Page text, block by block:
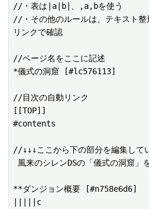
//・表は|a|b|、,a,bを使う
//・その他のルールは、テキスト整
リンクで確認
//ページ名をここに記述
*儀式の洞窟 [#lc576113]
//目次の自動リンク
[[TOP]]
#contents
//↓↓↓ここから下の部分を編集して
**ダンジョン概要 [#n758e6d6]
|||||c